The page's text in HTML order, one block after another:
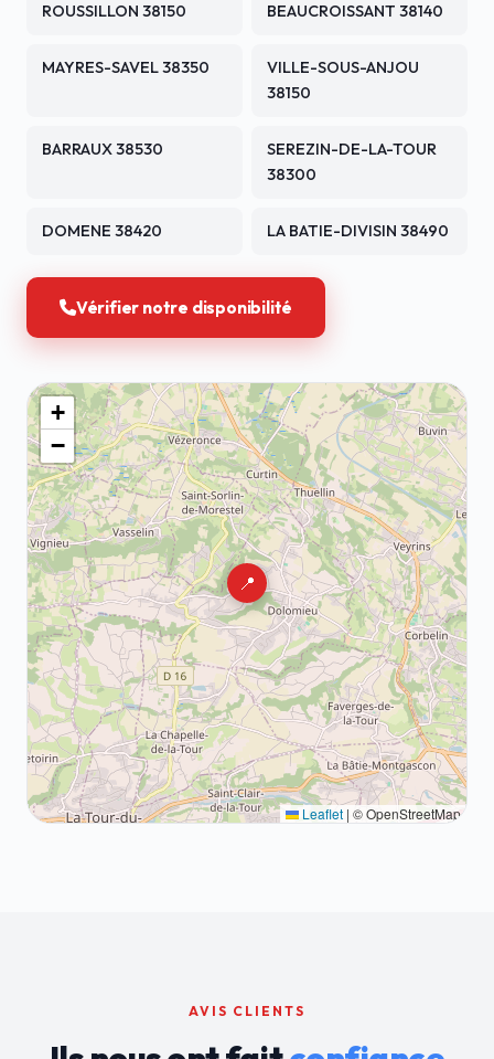
ROUSSILLON 38150 BEAUCROISSANT 38140
MAYRES-SAVEL 38350
VILLE-SOUS-ANJOU
38150
BARRAUX 38530
SEREZIN-DE-LA-TOUR
38300
DOMENE 38420 LA BATIE-DIVISIN 38490
Vérifier notre disponibilité
📍
+
−
Leaflet | © OpenStreetMap
AVIS CLIENTS